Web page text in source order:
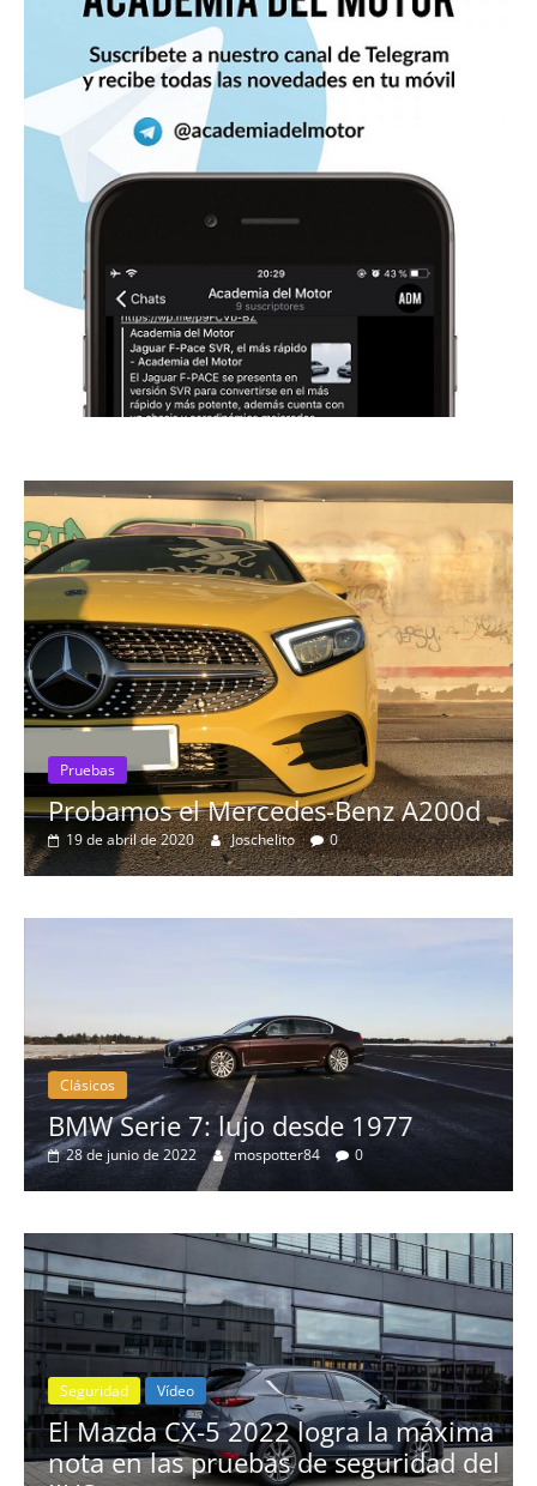
A200d
Pruebas
Prueba a fondo del Mazda3
Skyactiv-G 2.0
7 de diciembre de 2019 mospotter84 0
Clásicos
20 años del Porsche
10 de junio de 2022 mospotter84
la máxima
del
0